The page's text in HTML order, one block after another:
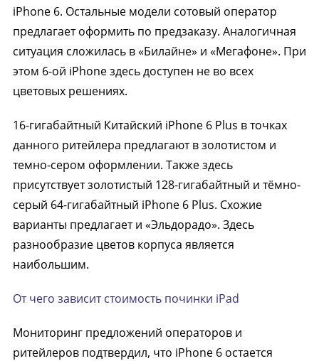
iPhone 6. Остальные модели сотовый оператор
предлагает оформить по предзаказу. Аналогичная
ситуация сложилась в «Билайне» и «Мегафоне». При
этом 6-ой iPhone здесь доступен не во всех
цветовых решениях.
16-гигабайтный Китайский iPhone 6 Plus в точках
данного ритейлера предлагают в золотистом и
темно-сером оформлении. Также здесь
присутствует золотистый 128-гигабайтный и тёмно-
серый 64-гигабайтный iPhone 6 Plus. Схожие
варианты предлагает и «Эльдорадо». Здесь
разнообразие цветов корпуса является
наибольшим.
От чего зависит стоимость починки iPad
Мониторинг предложений операторов и
ритейлеров подтвердил, что iPhone 6 остается